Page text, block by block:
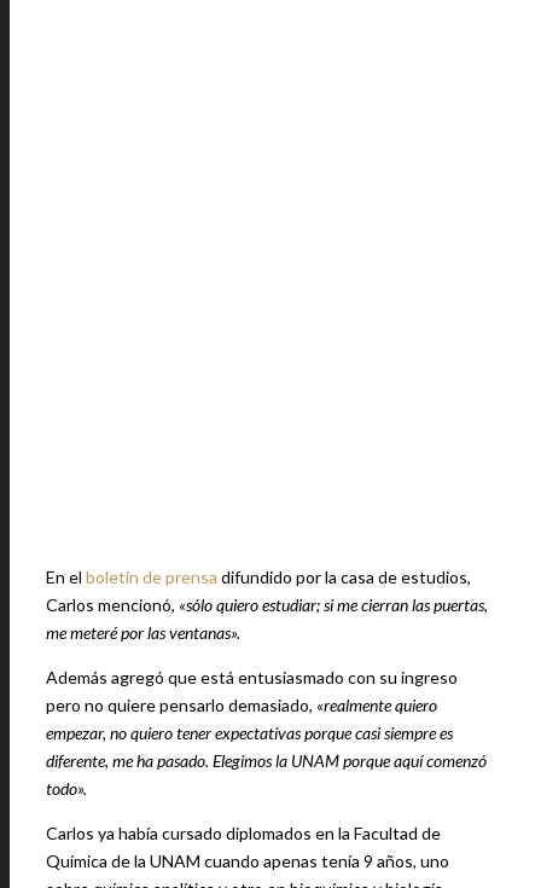
En el boletín de prensa difundido por la casa de estudios,
Carlos mencionó, «sólo quiero estudiar; si me cierran las puertas,
me meteré por las ventanas».
Además agregó que está entusiasmado con su ingreso
pero no quiere pensarlo demasiado, «realmente quiero
empezar, no quiero tener expectativas porque casi siempre es
diferente, me ha pasado. Elegimos la UNAM porque aquí comenzó
todo».
Carlos ya había cursado diplomados en la Facultad de
Química de la UNAM cuando apenas tenía 9 años, uno